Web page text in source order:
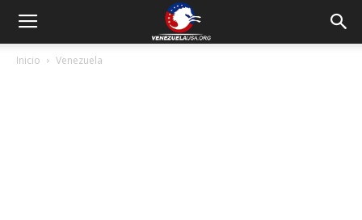
Inicio Venezuela